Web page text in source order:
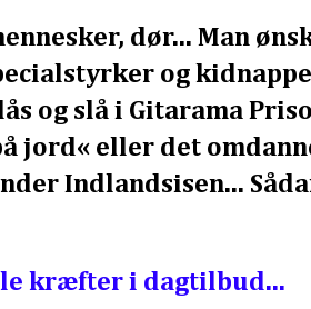
dør... Man
og
og slå i Gitarama
jord« eller det
Indlandsisen...
kræfter i dagtilbud...